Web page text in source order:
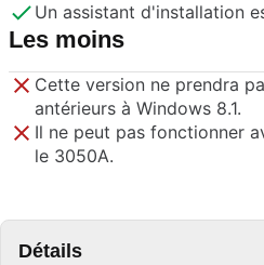
Un assistant d'installation
Les moins
Cette version ne prendra
antérieurs à Windows 8.1.
Il ne peut pas fonctionner
le 3050A.
Détails